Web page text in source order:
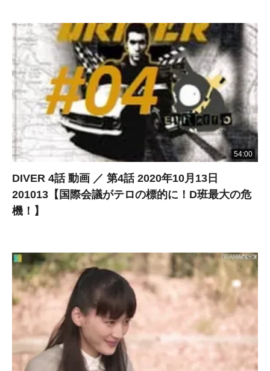
54:00
DIVER 4話 動画 ／ 第4話 2020年10月13日
201013【国際会議がテロの標的に！D班最大の危
機！】